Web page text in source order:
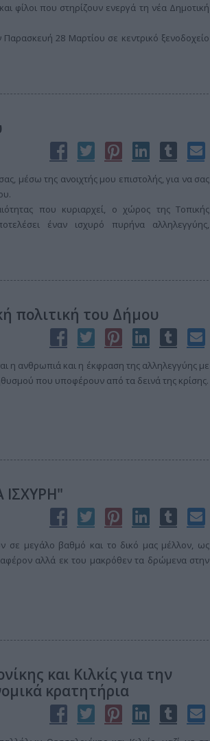
φίλοι που στηρίζουν ενεργά τη νέα Δημοτική
28 Μαρτίου σε κεντρικό ξενοδοχείο
μέσω της ανοιχτής μου επιστολής, για να σας
που κυριαρχεί, ο χώρος της Τοπικής
έναν ισχυρό πυρήνα αλληλεγγύης,
πολιτική του Δήμου
η ανθρωπιά και η έκφραση της αλληλεγγύης με
που υποφέρουν από τα δεινά της κρίσης.
ΙΣΧΥΡΗ"
σε μεγάλο βαθμό και το δικό μας μέλλον, ως
αλλά εκ του μακρόθεν τα δρώμενα στην
και Κιλκίς για την
κρατητήρια